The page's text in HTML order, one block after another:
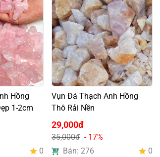
Hồng
1-2cm
0
Vụn Đá Thạch Anh Hồng
Thô Rải Nền
29,000đ
35,000đ - 17%
Bán: 276
0